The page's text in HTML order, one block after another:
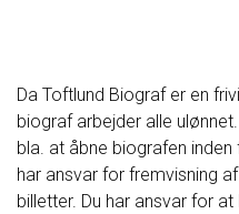
Da Toftlund Biograf er en
biograf arbejder alle
bla. at åbne biografen
har ansvar for fremvisning
billetter. Du har ansvar for